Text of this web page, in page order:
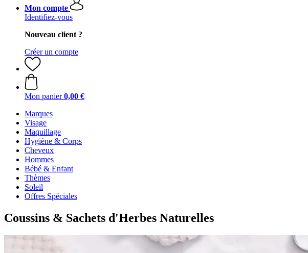
Mon compte
Identifiez-vous
Nouveau client ?
Créer un compte
Mon panier 0,00 €
Marques
Visage
Maquillage
Hygiène & Corps
Cheveux
Hommes
Bébé & Enfant
Thèmes
Soleil
Offres Spéciales
Coussins & Sachets d'Herbes Naturelles